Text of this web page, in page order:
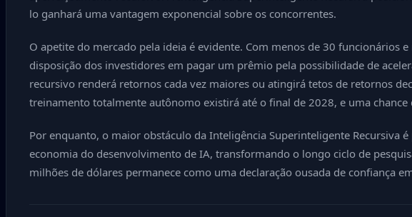
lo ganhará uma vantagem exponencial sobre os concorrentes.
O apetite do mercado pela ideia é evidente. Com menos de 30 funcionários
disposição dos investidores em pagar um prêmio pela possibilidade de
recursivo renderá retornos cada vez maiores ou atingirá tetos de retornos
treinamento totalmente autônomo existirá até o final de 2028, e uma chance
Por enquanto, o maior obstáculo da Inteligência Superinteligente Recursiva
economia do desenvolvimento de IA, transformando o longo ciclo de
milhões de dólares permanece como uma declaração ousada de confiança